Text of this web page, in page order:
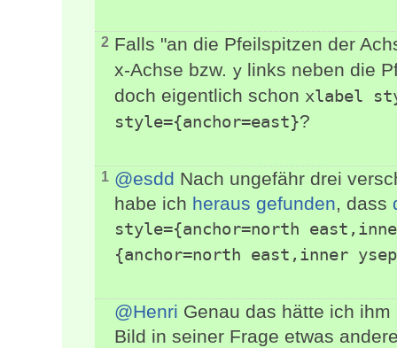
2 Falls "an die Pfeilspitzen der
x-Achse bzw. y links neben die
doch eigentlich schon xlabel
style={anchor=east}?
1 @esdd Nach ungefähr drei
habe ich heraus gefunden, dass
style={anchor=north
{anchor=north east,inner
@Henri Genau das hätte ich
Bild in seiner Frage etwas